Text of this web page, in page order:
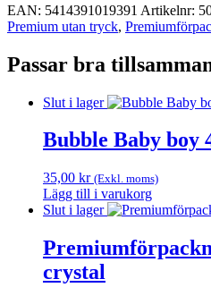
EAN: 5414391019391 Artikelnr:
Premium utan tryck,
Passar bra
Slut i lager
Bubble Baby boy
35,00 kr (Exkl. moms)
Lägg till i varukorg
Slut i lager
crystal